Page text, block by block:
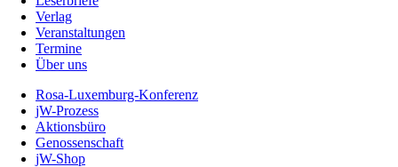
Verlag
Veranstaltungen
Termine
Über uns
Rosa-Luxemburg-Konferenz
jW-Prozess
Aktionsbüro
Genossenschaft
jW-Shop